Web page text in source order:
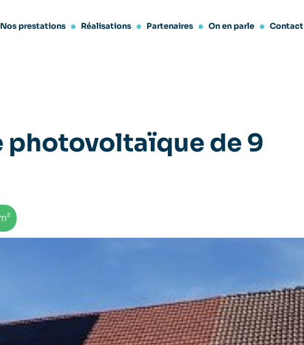
Nos prestations Réalisations Partenaires On en parle Contact
photovoltaïque de 9